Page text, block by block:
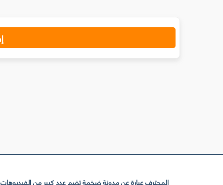
المحترف عبارة عن مدونة ضخمة تضم عدد كبير من